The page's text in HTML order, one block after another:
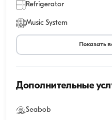
Refrigerator
Music System
Показать
Дополнительные
Seabob